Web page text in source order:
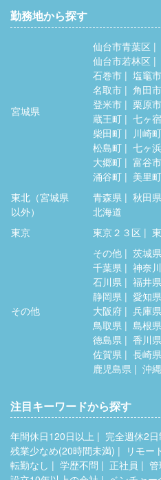
勤務地から探す
宮城県
仙台市青葉区
仙台市若林区
石巻市
塩竈市
名取市
角田市
登米市
栗原市
蔵王町
七ヶ
柴田町
川崎町
松島町
七ヶ
大郷町
富谷市
涌谷町
美里町
東北（宮城県
以外）
青森県 秋田県
北海道
東京
東京２３区
その他
その他 茨城県
千葉県
神奈
石川県
福井県
静岡県
愛知県
大阪府
兵庫県
鳥取県
島根県
徳島県
香川県
佐賀県
長崎県
鹿児島県
沖
注目キーワードから探す
年間休日120日以上 完全週休2日
残業少なめ(20時間未満)
リモー
転勤なし
学歴不問 正社員